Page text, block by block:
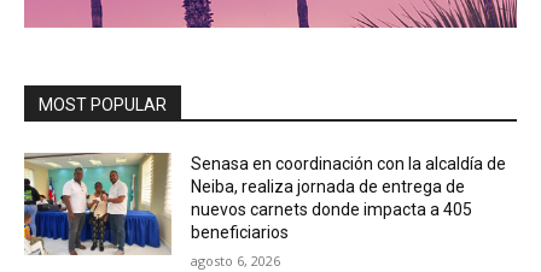
MOST POPULAR
Senasa en coordinación con la alcaldía de
Neiba, realiza jornada de entrega de
nuevos carnets donde impacta a 405
beneficiarios
agosto 6, 2026